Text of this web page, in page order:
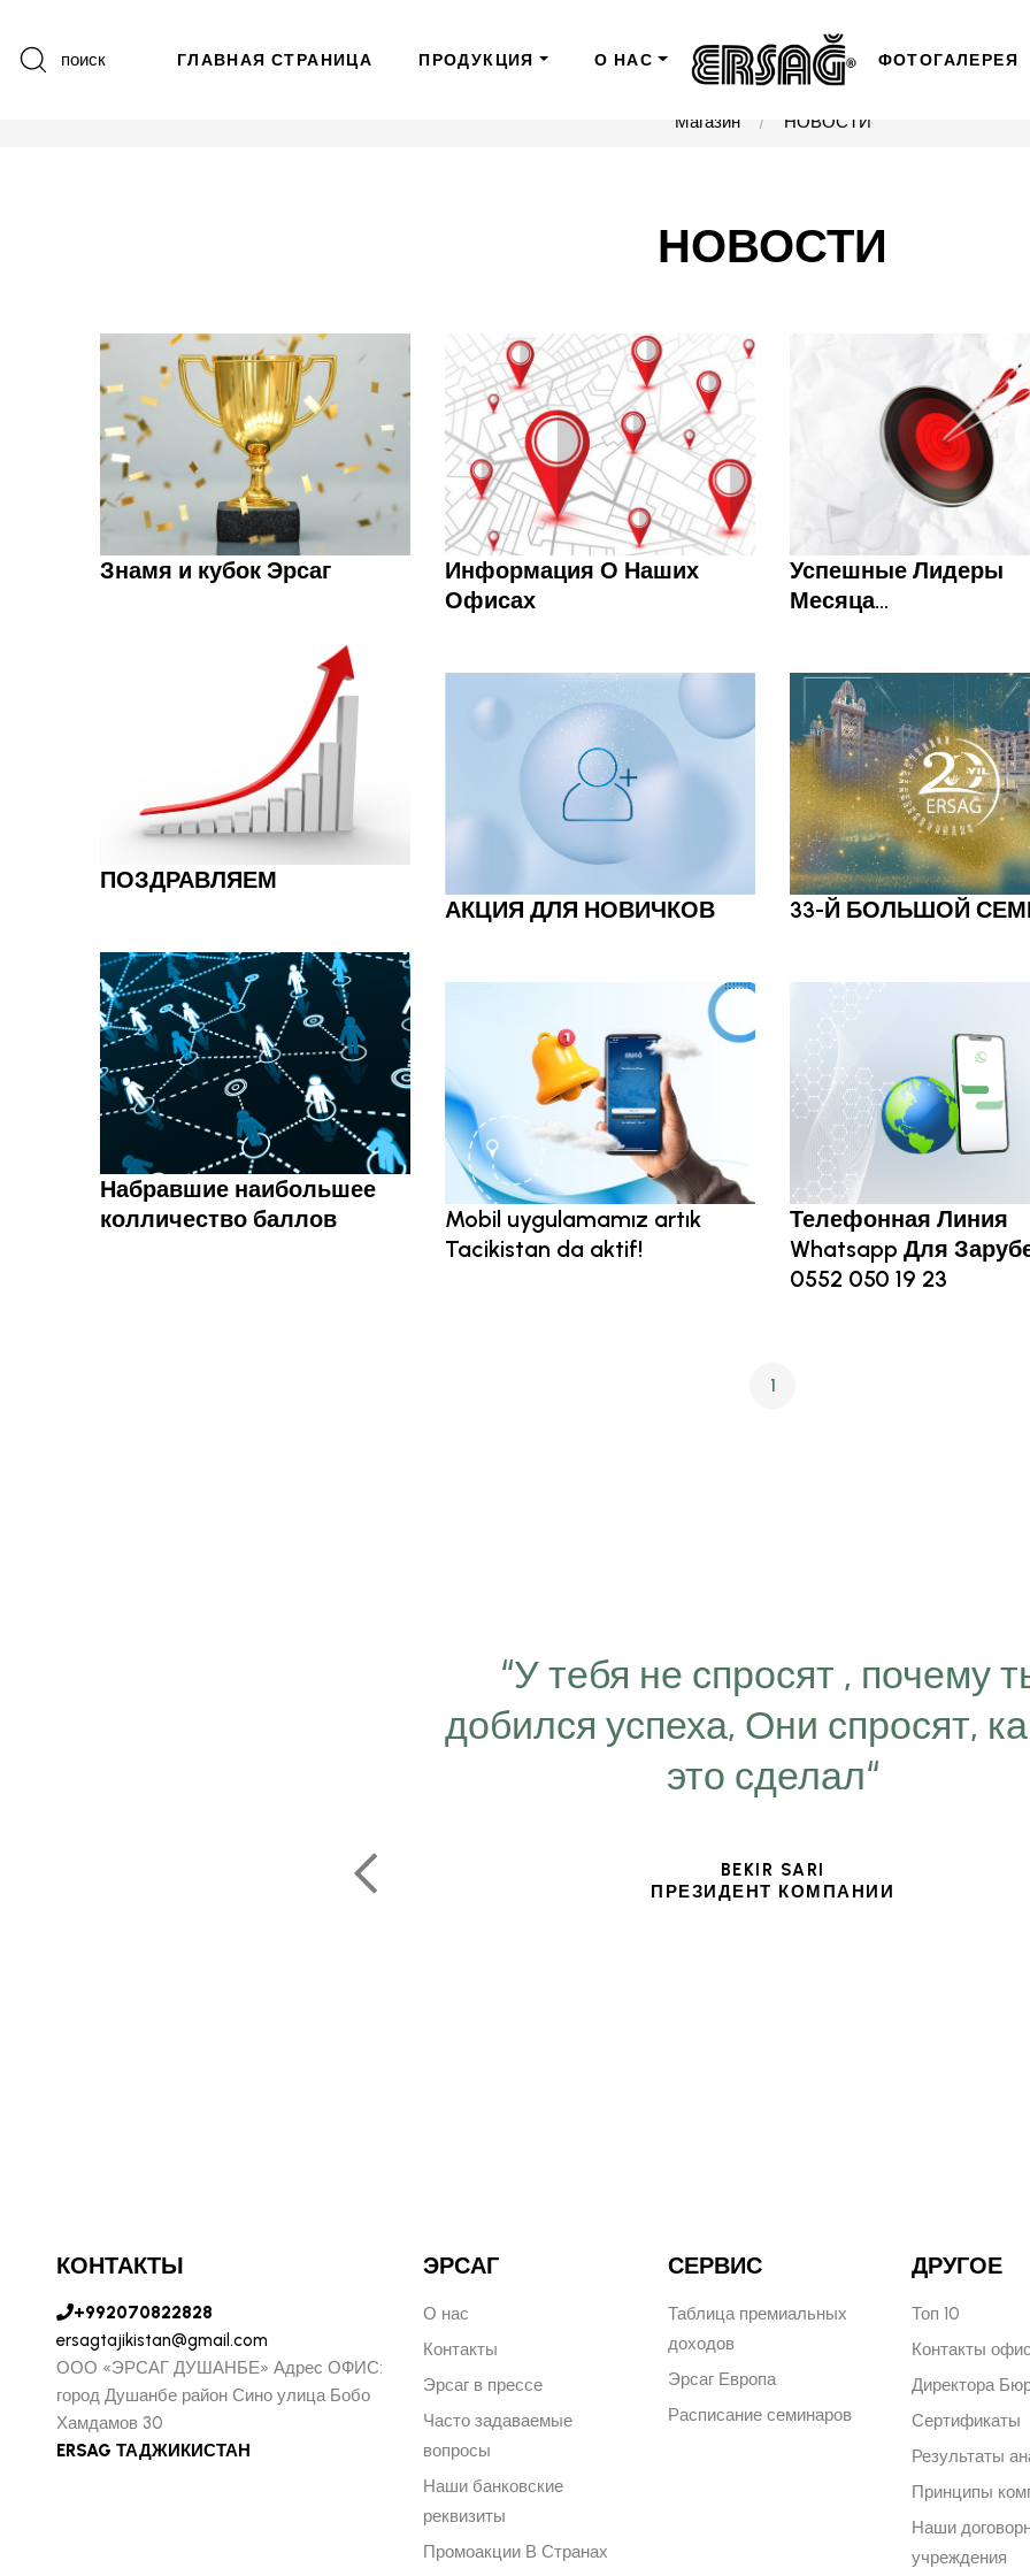
поиск ГЛАВНАЯ СТРАНИЦА ПРОДУКЦИЯ О НАС ФОТОГАЛЕРЕЯ
Магазин НОВОСТИ
НОВОСТИ
Знамя и кубок Эрсаг
Информация О Наших
Офисах
Успешные Лидеры
Месяца...
ПОЗДРАВЛЯЕМ
АКЦИЯ ДЛЯ НОВИЧКОВ
33-Й БОЛЬШОЙ
Набравшие наибольшее
колличество баллов
Mobil uygulamamız artık
Tacikistan da aktif!
Телефонная Линия
Whatsapp Для
0552 050 19 23
1
“У тебя не спросят , почему
добился успеха, Они спросят,
это сделал“
BEKIR SARI
ПРЕЗИДЕНТ КОМПАНИИ
КОНТАКТЫ
+992070822828
ersagtajikistan@gmail.com
ООО «ЭРСАГ ДУШАНБЕ» Адрес ОФИС:
город Душанбе район Сино улица Бобо
Хамдамов 30
ERSAG ТАДЖИКИСТАН
ЭРСАГ
О нас
Контакты
Эрсаг в прессе
Часто задаваемые
вопросы
Наши банковские
реквизиты
Промоакции В Странах
СЕРВИС
Таблица премиальных
доходов
Эрсаг Европа
Расписание семинаров
ДРУГОЕ
Топ 10
Контакты
Директора
Сертификаты
Результаты
Принципы
Наши
учреждения